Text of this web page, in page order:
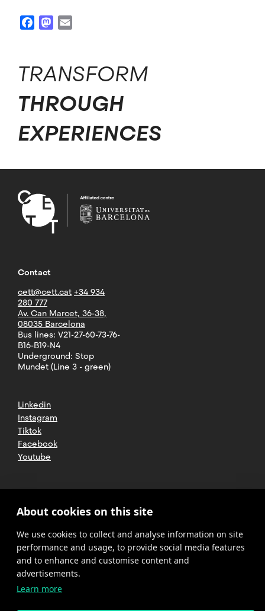
FacebookMastodon
TRANSFORM
THROUGH
EXPERIENCES
Contact
cett@cett.cat +34 934
280 777
Av. Can Marcet, 36-38,
08035 Barcelona
Bus lines: V21-27-60-73-76-
B16-B19-N4
Underground: Stop
Mundet (Line 3 - green)
Linkedin
Instagram
Tiktok
Facebook
Youtube
advice
Privacy
policy
Cookies
About cookies on this site
We use cookies to collect and analyse information on site
performance and usage, to provide social media features
and to enhance and customise content and
advertisements.
Learn more